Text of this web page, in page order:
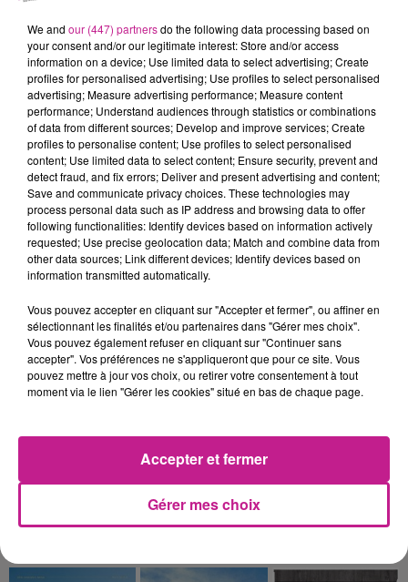
cousinade se mariait très bien à cet esprit guinguette c’est
pourça qu’on s’est dit on change de thème et propose
quelque chose de nouveau !"
Pour le nouveau spectacle de la troupe équestre, 14 artistes
sur scène accompagnés d’une dizaine de chevaux. Vous
pourrez admirer de la voltige cosaque, du dressage, de la
pyrotechnie mais aussi un fabuleux numéro de tissus
entièrement créé et exécuté par Caroline Toussaint . Une
jeune femme de 22 ans qui a eu carte blanche : “ On est
dans une ambiance familiale , on se fait confiance ! Un jour,
de tissus et m’ont dit de montrer ce que j’avais à proposer.
J’ai créé un numéro, je l’ai beaucoup travaillé avec plusieurs
figures. Le but est que ce soit joli, agréable à regarder sans
que l’on s’ennuie et sans que l’on ne comprenne rien à ce que
je fais non plus ! “
équestre Quendor est à voir impérativement. RDV
aujourd’hui, demain puis les 14, 15, 16, 22 et 23 août au sein
du manège couvert du Moulin de la Licorne, à Jungholtz
TITRES DIFFUSÉS Voir plus
We and our (447) partnersdo the following data processing based on
your consent and/or our legitimate interest: Store and/or access
information on a device; Use limited data to select advertising; Create
profiles for personalised advertising; Use profiles to select personalised
advertising; Measure advertising performance; Measure content
performance; Understand audiences through statistics or combinations
of data from different sources; Develop and improve services; Create
profiles to personalise content; Use profiles to select personalised
content; Use limited data to select content; Ensure security, prevent and
detect fraud, and fix errors; Deliver and present advertising and content;
Save and communicate privacy choices. These technologies may
process personal data such as IP address and browsing data to offer
following functionalities: Identify devices based on information actively
requested; Use precise geolocation data; Match and combine data from
other data sources; Link different devices; Identify devices based on
information transmitted automatically.
Vous pouvez accepter en cliquant sur "Accepter et fermer", ou affiner en
sélectionnant les finalités et/ou partenaires dans "Gérer mes choix".
Vous pouvez également refuser en cliquant sur "Continuer sans
accepter". Vos préférences ne s'appliqueront que pour ce site. Vous
pouvez mettre à jour vos choix, ou retirer votre consentement à tout
moment via le lien "Gérer les cookies" situé en bas de chaque page.
Gérer mes choix
Accepter et fermer